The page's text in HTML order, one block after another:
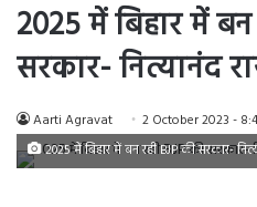
2025 में बिहार में
सरकार- नित्यानंद
Aarti Agravat 2 October 2023 -
2025 में बिहार में बन रही BJP की सरकार-